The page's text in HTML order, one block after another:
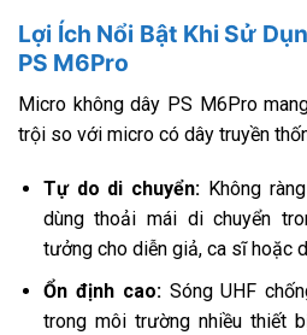
Lợi Ích Nổi Bật Khi Sử
PS M6Pro
Micro không dây PS M6Pro
trội so với micro có dây truyền
Tự do di chuyển: Không
dùng thoải mái di chuyển
tưởng cho diễn giả, ca sĩ hoặc
Ổn định cao:Sóng UHF
trong môi trường nhiều thiết